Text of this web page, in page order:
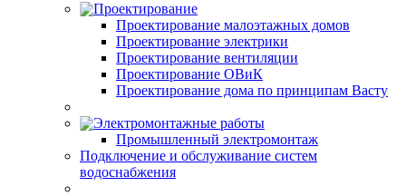
Проектирование
Проектирование малоэтажных домов
Проектирование электрики
Проектирование вентиляции
Проектирование ОВиК
Проектирование дома по принципам Васту
Электромонтажные работы
Промышленный электромонтаж
Подключение и обслуживание систем
водоснабжения